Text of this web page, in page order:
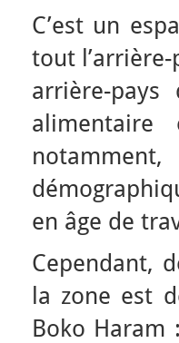
C’est un
tout
arrière-
alimentaire
en âge de
Cependant,
la zone est
Boko Haram